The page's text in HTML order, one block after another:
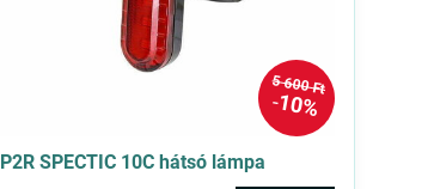
5 600 Ft
10%
P2R SPECTIC 10C hátsó lámpa